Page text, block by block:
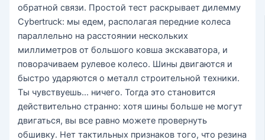
обратной связи. Простой тест раскрывает дилемму
Cybertruck: мы едем, располагая передние колеса
параллельно на расстоянии нескольких
миллиметров от большого ковша экскаватора, и
поворачиваем рулевое колесо. Шины двигаются и
быстро ударяются о металл строительной техники.
Ты чувствуешь… ничего. Тогда это становится
действительно странно: хотя шины больше не могут
двигаться, вы все равно можете провернуть
обшивку. Нет тактильных признаков того, что резина